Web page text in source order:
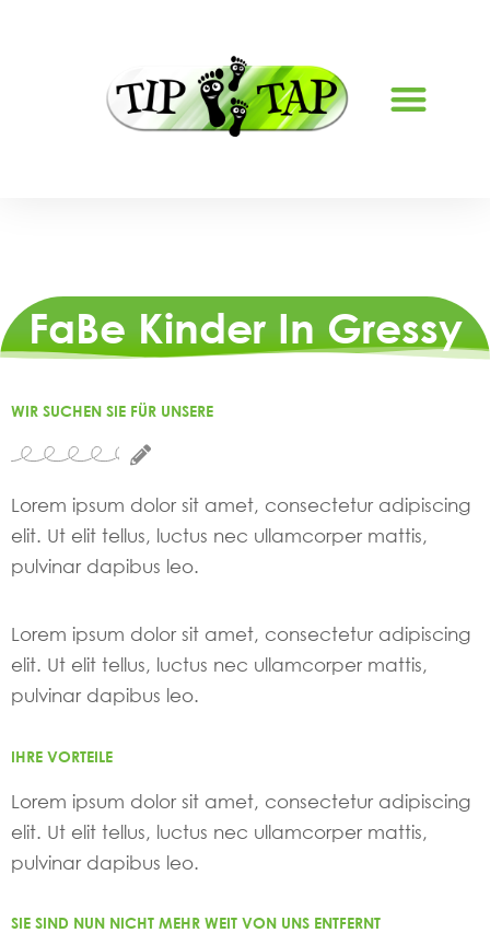
FaBe Kinder In Gressy
WIR SUCHEN SIE FÜR UNSERE
Lorem ipsum dolor sit amet, consectetur adipiscing
elit. Ut elit tellus, luctus nec ullamcorper mattis,
pulvinar dapibus leo.
Lorem ipsum dolor sit amet, consectetur adipiscing
elit. Ut elit tellus, luctus nec ullamcorper mattis,
pulvinar dapibus leo.
IHRE VORTEILE
Lorem ipsum dolor sit amet, consectetur adipiscing
elit. Ut elit tellus, luctus nec ullamcorper mattis,
pulvinar dapibus leo.
SIE SIND NUN NICHT MEHR WEIT VON UNS ENTFERNT